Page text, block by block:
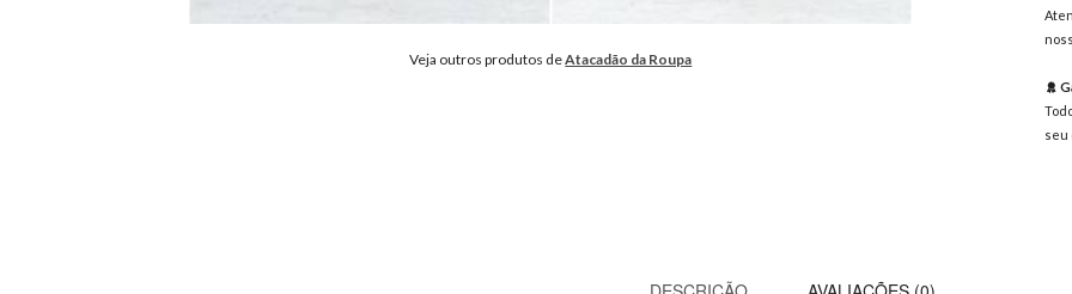
Veja outros produtos deAtacadão da Roupa
seu